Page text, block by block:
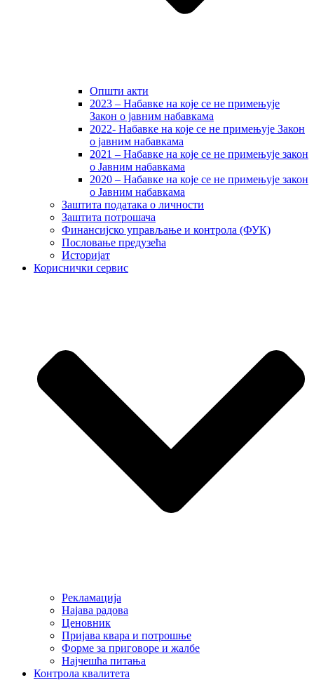
Општи акти
2023 – Набавке на које се не примењује
Закон о јавним набавкама
2022- Набавке на које се не примењује Закон
о јавним набавкама
2021 – Набавке на које се не примењује закон
о Јавним набавкама
2020 – Набавке на које се не примењује закон
о Јавним набавкама
Заштита података о личности
Заштита потрошача
Финансијско управљање и контрола (ФУК)
Пословање предузећа
Историјат
Кориснички сервис
Рекламација
Најава радова
Ценовник
Пријава квара и потрошње
Форме за приговоре и жалбе
Најчешћа питања
Контрола квалитета